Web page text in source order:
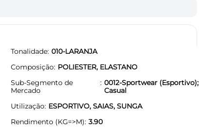
Tonalidade 010-LARANJA
Composição POLIESTER, ELASTANO
Sub-Segmento de
Mercado
0012-Sportwear
Casual
Utilização ESPORTIVO, SAIAS, SUNGA
Rendimento (KG=>M) 3.90